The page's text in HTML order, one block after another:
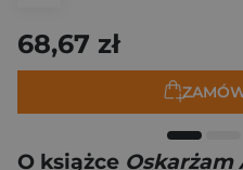
68,67 zł
O książce